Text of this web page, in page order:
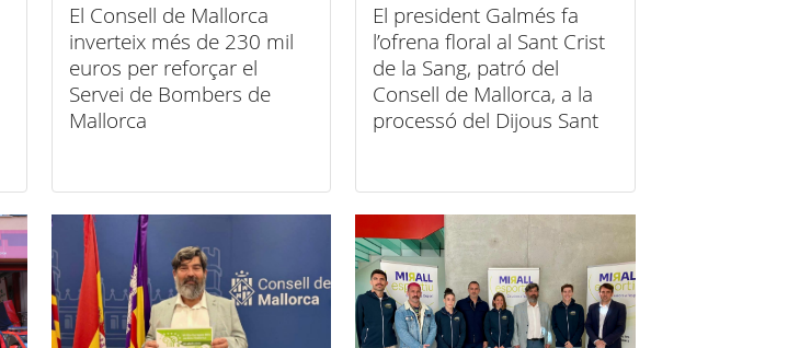
El Consell de Mallorca
inverteix més de 230 mil
euros per reforçar el
Servei de Bombers de
Mallorca
El president Galmés fa
l’ofrena floral al Sant Crist
de la Sang, patró del
Consell de Mallorca, a la
processó del Dijous Sant